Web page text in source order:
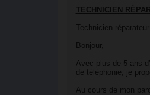
TECHNICIEN
Technicien
Bonjour,
Avec plus de 5 ans
de téléphonie, je
Au cours de mon